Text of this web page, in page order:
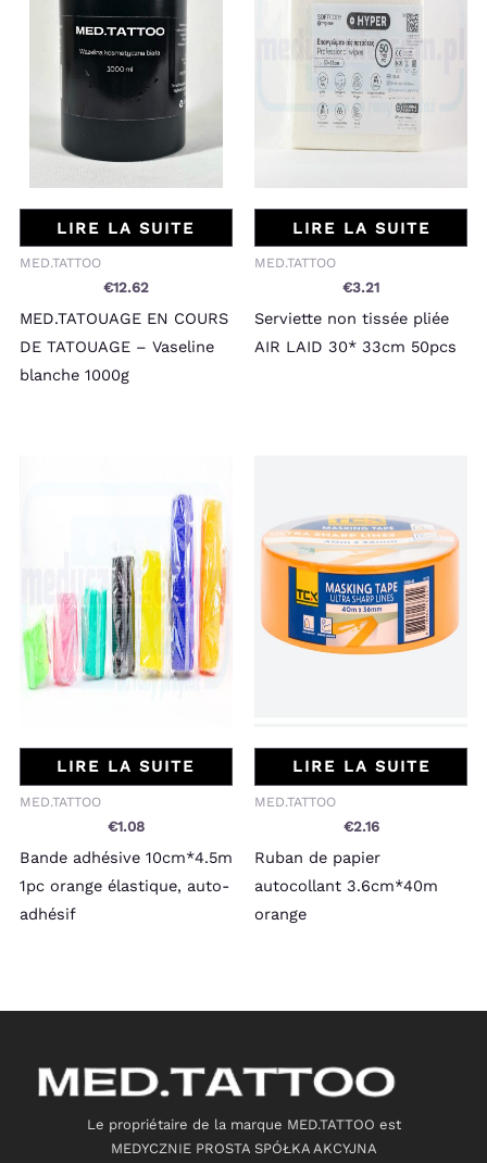
LIRE LA SUITE
MED.TATTOO
€12.62
MED.TATOUAGE EN COURS
DE TATOUAGE – Vaseline
blanche 1000g
LIRE LA SUITE
MED.TATTOO
€3.21
Serviette non tissée pliée
AIR LAID 30* 33cm 50pcs
LIRE LA SUITE
MED.TATTOO
€1.08
Bande adhésive 10cm*4.5m
1pc orange élastique, auto-
adhésif
LIRE LA SUITE
MED.TATTOO
€2.16
Ruban de papier
autocollant 3.6cm*40m
orange
Le propriétaire de la marque MED.TATTOO est
MEDYCZNIE PROSTA SPÓŁKA AKCYJNA